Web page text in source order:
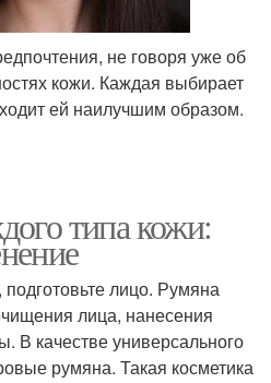
не говоря уже об
кожи. Каждая выбирает
ей наилучшим образом.
типа кожи:
лицо. Румяна
лица, нанесения
В качестве универсального
румяна. Такая косметика